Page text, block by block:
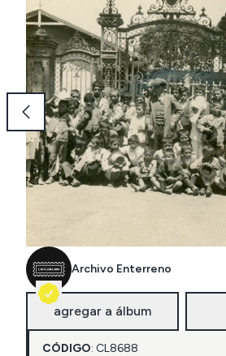
Archivo Enterreno
agregar a álbum
CÓDIGO: CL8688